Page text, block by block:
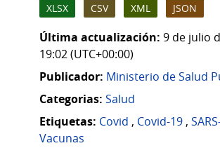
XLSX CSV XML JSON
Última actualización: 9 de julio
19:02 (UTC+00:00)
Publicador: Ministerio de Salud
Categorias: Salud
Etiquetas: Covid , Covid-19 ,
Vacunas